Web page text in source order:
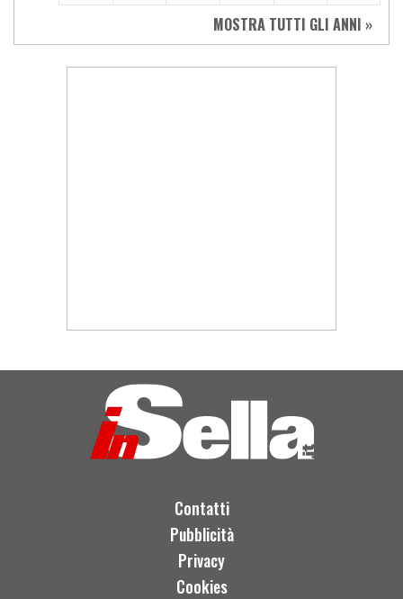
MOSTRA TUTTI GLI ANNI »
Contatti
Pubblicità
Privacy
Cookies